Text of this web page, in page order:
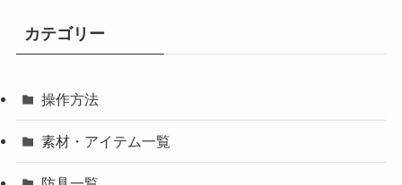
カテゴリー
操作方法
素材・アイテム一覧